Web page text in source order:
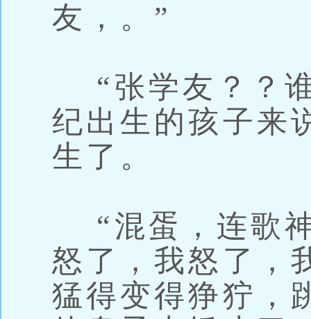
友，。”
“张学友？？
纪出生的孩子来
生了。
“混蛋，连歌
怒了，我怒了，
猛得变得狰狞，